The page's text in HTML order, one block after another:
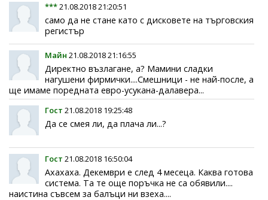
***21.08.2018 21:20:51
само да не стане като с дисковете на търговския
регистър
Майн 21.08.2018 21:16:55
Директно възлагане, а? Мамини сладки
нагушени фирмички....Смешници - не най-после, а
ще имаме поредната евро-усукана-далавера...
Гост 21.08.2018 19:25:48
Да се смея ли, да плача ли...?
Гост 21.08.2018 16:50:04
Ахахаха. Декември е след 4 месеца. Каква готова
система. Та те още поръчка не са обявили....
наистина съвсем за балъци ни взеха....